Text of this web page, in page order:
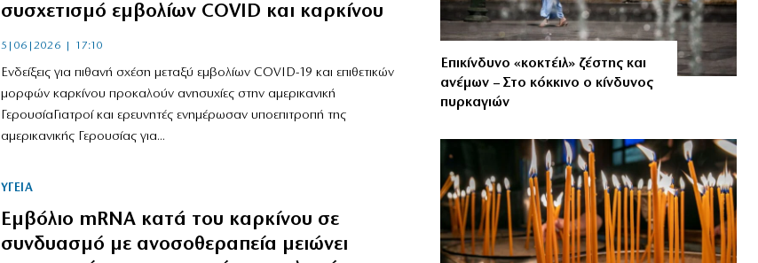
συσχετισμό εμβολίων COVID και καρκίνου
5|06|2026 | 17:10
Ενδείξεις για πιθανή σχέση μεταξύ εμβολίων COVID-19 και επιθετικών
μορφών καρκίνου προκαλούν ανησυχίες στην αμερικανική
ΓερουσίαΓιατροί και ερευνητές ενημέρωσαν υποεπιτροπή της
αμερικανικής Γερουσίας για...
ΥΓΕΙΑ
Εμβόλιο mRNA κατά του καρκίνου σε
συνδυασμό με ανοσοθεραπεία μειώνει
Επικίνδυνο «κοκτέιλ» ζέστης και
ανέμων – Στο κόκκινο ο κίνδυνος
πυρκαγιών